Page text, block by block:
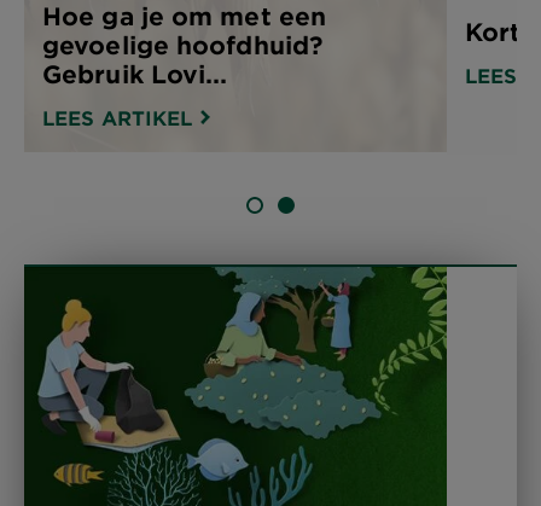
Hoe ga je om met een
gevoelige hoofdhuid?
Gebruik Lovi...
LEES ARTIKEL
LEES
SLIDE 1SLIDE 2